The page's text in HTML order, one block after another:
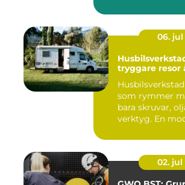
06. jul
tryggare resor
som rymmer
bara skruvar,
verktyg. En
02. jul